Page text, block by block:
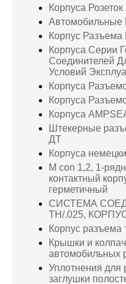
Корпуса
Автомобильные
Корпус Разъема
Корпуса Серии
Соединителей
Условий
Корпуса
Корпуса
Корпуса
Штекерные
ДТ
Корпуса
M con 1,2, 1-
контактный
герметичный
СИСТЕМА
TH/.025,
Корпус разъема
Крышки и
автомобильных
Уплотнения для
заглушки